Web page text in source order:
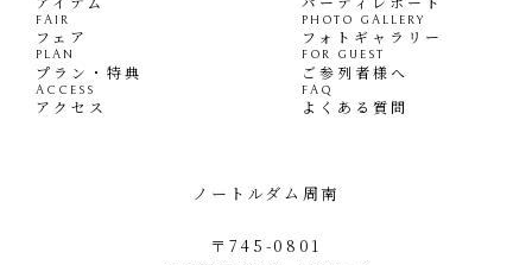
FAIR
フェア
PLAN
プラン・特典
ACCESS
アクセス
PHOTO GALLERY
フォトギャラリー
FOR GUEST
ご参列者様へ
FAQ
よくある質問
ノートルダム周南
〒745-0801